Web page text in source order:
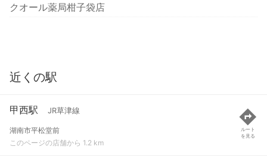
クオール薬局柑子袋店
近くの駅
甲西駅 JR草津線
湖南市平松堂前
このページの店舗から 1.2 km
ルート
を見る